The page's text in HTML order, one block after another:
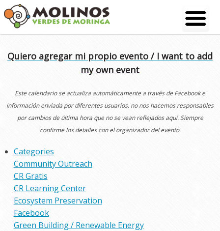
Skip
to
content
Quiero agregar mi propio evento / I want to add
my own event
Este calendario se actualiza automáticamente a través de Facebook e
información enviada por diferentes usuarios, no nos hacemos responsables
por cambios de última hora que no se vean reflejados aquí. Siempre
confirme los detalles con el organizador del evento.
Categories
Community Outreach
CR Gratis
CR Learning Center
Ecosystem Preservation
Facebook
Green Building / Renewable Energy